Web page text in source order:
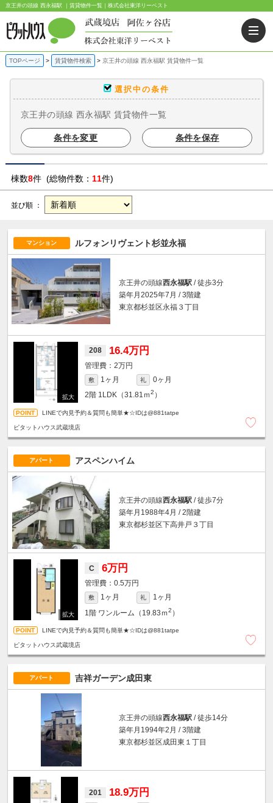
京王井の頭線 西永福駅 ｜賃貸物件一覧｜株式会社東洋リーベスト
TOPページ 賃貸物件検索 京王井の頭線 西永福駅 賃貸物件一覧
選択中の条件
京王井の頭線 西永福駅 賃貸物件一覧
条件を変更 条件を保存
棟数8件 (総物件数： 11件)
並び順 ：
マンション ルフォンリヴェント杉並永福
京王井の頭線西永福駅 / 徒歩3分
築年月2025年7月 / 3階建
東京都杉並区永福３丁目
208 16.4万円
2万円
敷 1ヶ月 礼
0ヶ月
2階 1LDK（31.81ｍ2 ）
LINEで内見予約＆質問も簡単★☆IDは@881tatpe
ピタットハウス武蔵境店
アパート アスペンハイム
京王井の頭線西永福駅 / 徒歩7分
築年月1988年4月 / 2階建
東京都杉並区下高井戸３丁目
C 6万円
0.5万円
敷 1ヶ月 礼
1ヶ月
1階 ワンルーム（19.83ｍ2 ）
LINEで内見予約＆質問も簡単★☆IDは@881tatpe
ピタットハウス武蔵境店
アパート 吉祥ガーデン成田東
京王井の頭線西永福駅 / 徒歩14分
築年月1994年2月 / 3階建
東京都杉並区成田東１丁目
201 18.9万円